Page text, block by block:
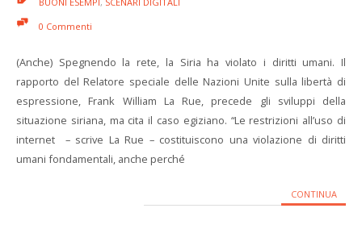
0 Commenti
(Anche) Spegnendo la rete, la Siria ha violato i diritti umani. Il
rapporto del Relatore speciale delle Nazioni Unite sulla libertà di
espressione, Frank William La Rue, precede gli sviluppi della
situazione siriana, ma cita il caso egiziano. “Le restrizioni all’uso di
internet – scrive La Rue – costituiscono una violazione di diritti
umani fondamentali, anche perché
CONTINUA